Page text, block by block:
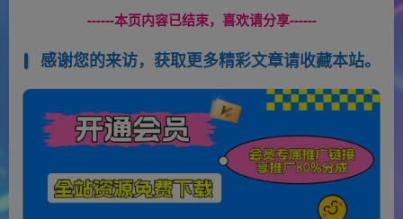
------本页内容已结束，喜欢请分享------
感谢您的来访，获取更多精彩文章请收藏本站。